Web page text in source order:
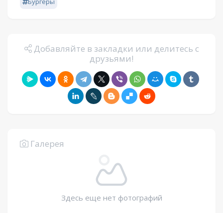
Добавляйте в закладки или делитесь с
друзьями!
Галерея
Здесь еще нет фотографий